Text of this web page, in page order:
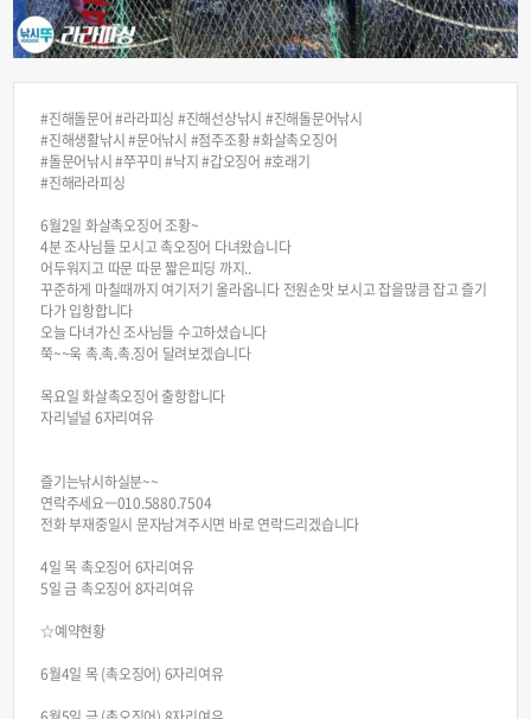
#진해돌문어 #라라피싱 #진해선상낚시 #진해돌문어낚시
#진해생활낚시 #문어낚시 #점주조황 #화살촉오징어
#돌문어낚시 #쭈꾸미 #낙지 #갑오징어 #호래기
#진해라라피싱
6월2일 화살촉오징어 조황~
4분 조사님들 모시고 촉오징어 다녀왔습니다
어두워지고 따문 따문 짧은피딩 까지..
꾸준하게 마칠때까지 여기저기 올라옵니다 전원손맛 보시고 잡을많큼 잡고 즐기
다가 입항합니다
오늘 다녀가신 조사님들 수고하셨습니다
쭉~~욱 촉.촉.촉.징어 달려보겠습니다
목요일 화살촉오징어 출항합니다
자리널널 6자리여유
즐기는낚시하실분~~
연락주세요ㅡ010.5880.7504
전화 부재중일시 문자남겨주시면 바로 연락드리겠습니다
4일 목 촉오징어 6자리여유
5일 금 촉오징어 8자리여유
☆예약현황
6월4일 목 (촉오징어) 6자리여유